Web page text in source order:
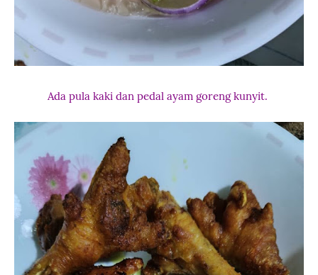
Ada pula kaki dan pedal ayam goreng kunyit.